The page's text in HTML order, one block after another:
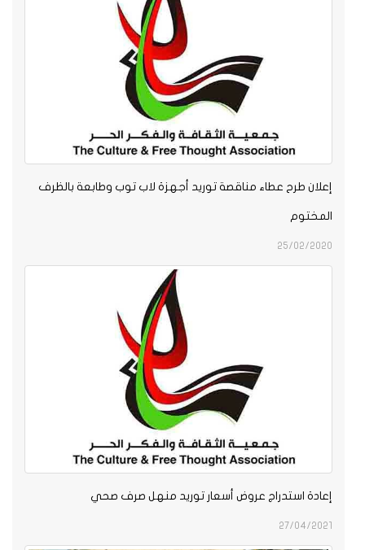
إعلان طرح عطاء مناقصة توريد أجهزة لاب توب وطابعة بالظرف
المختوم
25/02/2020
إعادة استدراج عروض أسعار توريد منهل صرف صحي
27/04/2021